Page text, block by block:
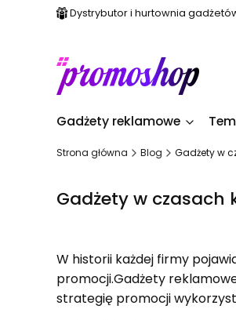
Dystrybutor i hurtownia
Gadżety reklamowe
Strona główna Blog Gadżety w
Gadżety w czasach
W historii każdej firmy
promocji.Gadżety
strategię promocji